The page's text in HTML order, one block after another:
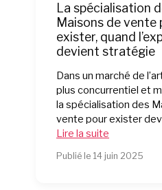
La spécialisation
Maisons de vente
exister, quand
devient stratégie
Dans un marché de
plus concurrentiel et
la spécialisation des
vente pour exister
Lire la suite
Publié le 14 juin 2025